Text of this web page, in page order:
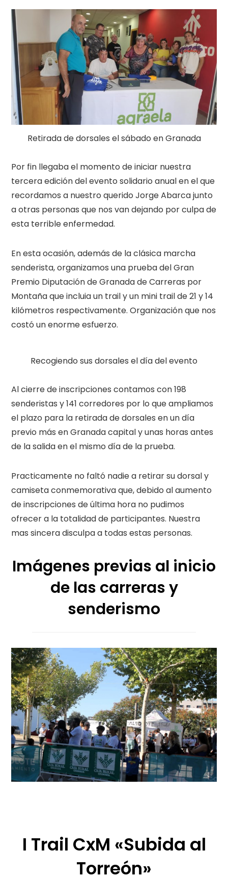
Retirada de dorsales el sábado en Granada
Por fin llegaba el momento de iniciar nuestra
tercera edición del evento solidario anual en el que
recordamos a nuestro querido Jorge Abarca junto
a otras personas que nos van dejando por culpa de
esta terrible enfermedad.
En esta ocasión, además de la clásica marcha
senderista, organizamos una prueba del Gran
Premio Diputación de Granada de Carreras por
Montaña que incluia un trail y un mini trail de 21 y 14
kilómetros respectivamente. Organización que nos
costó un enorme esfuerzo.
Recogiendo sus dorsales el día del evento
Al cierre de inscripciones contamos con 198
senderistas y 141 corredores por lo que ampliamos
el plazo para la retirada de dorsales en un día
previo más en Granada capital y unas horas antes
de la salida en el mismo día de la prueba.
Practicamente no faltó nadie a retirar su dorsal y
camiseta conmemorativa que, debido al aumento
de inscripciones de última hora no pudimos
ofrecer a la totalidad de participantes. Nuestra
mas sincera disculpa a todas estas personas.
Imágenes previas al inicio
de las carreras y
senderismo
I Trail CxM «Subida al
Torreón»